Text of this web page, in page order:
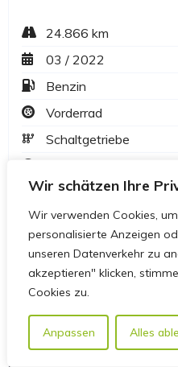
Wir schätzen Ihre
Wir verwenden Cookies,
personalisierte Anzeigen
unseren Datenverkehr zu
akzeptieren" klicken,
Cookies zu.
Anpassen Alles